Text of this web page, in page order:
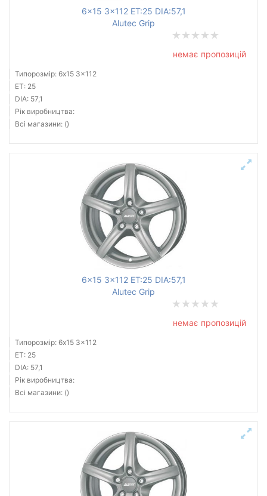
6x15 3x112 ET:25 DIA:57,1
Alutec Grip
немає пропозицій
Типорозмір: 6x15 3x112
ET: 25
DIA: 57,1
Рік виробництва:
Всі магазини: ()
6x15 3x112 ET:25 DIA:57,1
Alutec Grip
немає пропозицій
Типорозмір: 6x15 3x112
ET: 25
DIA: 57,1
Рік виробництва:
Всі магазини: ()